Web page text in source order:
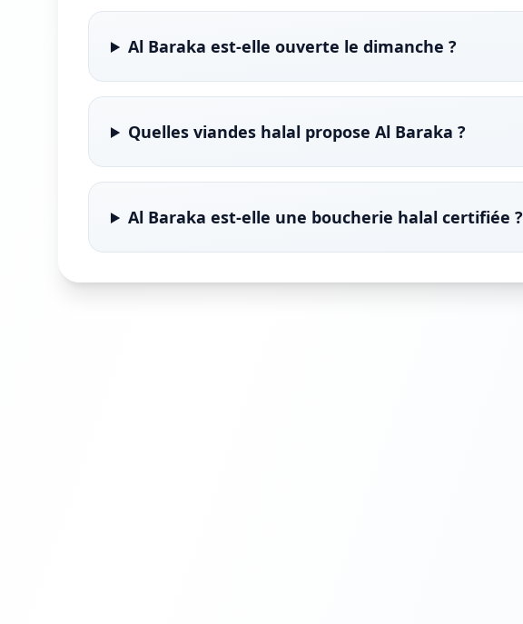
Al Baraka est-elle ouverte le dimanche ?
Quelles viandes halal propose Al Baraka ?
Al Baraka est-elle une boucherie halal certifiée ?